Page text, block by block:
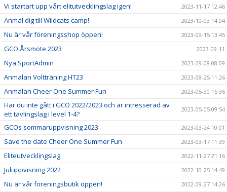
Vi startart upp vårt elitutvecklingslag igen! 2023-11-17 12:46
Anmäl dig till Wildcats camp! 2023-10-03 14:04
Nu är vår föreningsshop öppen! 2023-09-15 13:45
GCO Årsmöte 2023 2023-09-11
Nya SportAdmin 2023-09-08 08:09
Anmälan Voltträning HT23 2023-08-25 11:26
Anmälan Cheer One Summer Fun 2023-05-30 15:36
Har du inte gått i GCO 2022/2023 och är intresserad av
ett tävlingslag i level 1-4?
2023-05-05 09:54
GCOs sommaruppvisning 2023 2023-03-24 10:01
Save the date Cheer One Summer Fun 2023-03-17 11:39
Eliteutvecklingslag 2022-11-27 21:16
Juluppvisning 2022 2022-10-25 14:49
Nu är vår föreningsbutik öppen! 2022-09-27 14:26